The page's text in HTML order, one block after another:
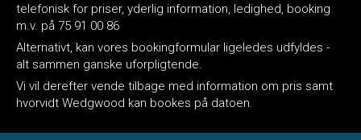
telefonisk for priser, yderlig information, ledighed, booking
m.v. på 75 91 00 86
Alternativt, kan vores bookingformular ligeledes udfyldes -
alt sammen ganske uforpligtende.
Vi vil derefter vende tilbage med information om pris samt
hvorvidt Wedgwood kan bookes på datoen.